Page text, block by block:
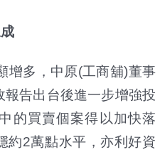
增多，中原(工商舖)董事
告出台後進一步增強投
的買賣個案得以加快落
約2萬點水平，亦利好資